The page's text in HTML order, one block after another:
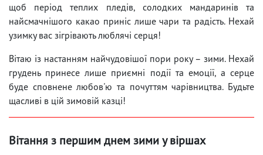
щоб період теплих пледів, солодких мандаринів та
найсмачнішого какао приніс лише чари та радість. Нехай
узимку вас зігрівають люблячі серця!
Вітаю із настанням найчудовішої пори року – зими. Нехай
грудень принесе лише приємні події та емоції, а серце
буде сповнене любов'ю та почуттям чарівництва. Будьте
щасливі в цій зимовій казці!
Вітання з першим днем ​​зими у віршах